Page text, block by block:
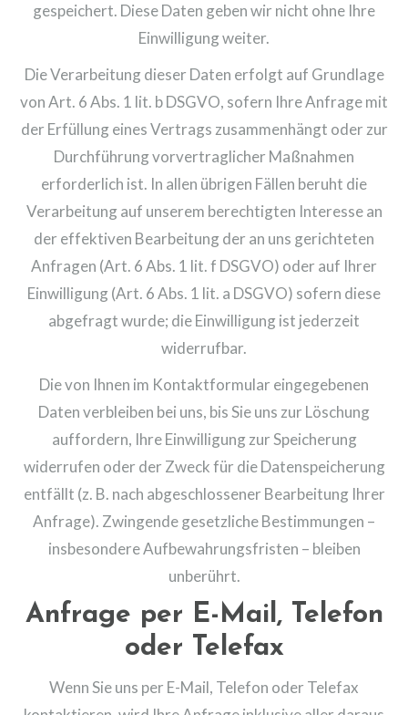
gespeichert. Diese Daten geben wir nicht ohne Ihre
Einwilligung weiter.
Die Verarbeitung dieser Daten erfolgt auf Grundlage
von Art. 6 Abs. 1 lit. b DSGVO, sofern Ihre Anfrage mit
der Erfüllung eines Vertrags zusammenhängt oder zur
Durchführung vorvertraglicher Maßnahmen
erforderlich ist. In allen übrigen Fällen beruht die
Verarbeitung auf unserem berechtigten Interesse an
der effektiven Bearbeitung der an uns gerichteten
Anfragen (Art. 6 Abs. 1 lit. f DSGVO) oder auf Ihrer
Einwilligung (Art. 6 Abs. 1 lit. a DSGVO) sofern diese
abgefragt wurde; die Einwilligung ist jederzeit
widerrufbar.
Die von Ihnen im Kontaktformular eingegebenen
Daten verbleiben bei uns, bis Sie uns zur Löschung
auffordern, Ihre Einwilligung zur Speicherung
widerrufen oder der Zweck für die Datenspeicherung
entfällt (z. B. nach abgeschlossener Bearbeitung Ihrer
Anfrage). Zwingende gesetzliche Bestimmungen –
insbesondere Aufbewahrungsfristen – bleiben
unberührt.
Anfrage per E-Mail, Telefon
oder Telefax
Wenn Sie uns per E-Mail, Telefon oder Telefax